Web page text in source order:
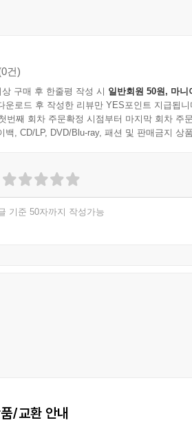
건)
상 구매 후 한줄평 작성 시 일반회원 50원, 마니
운로드 후 작성한 리뷰만 YES포인트 지급됩니
번째 회차 주문확정 시점부터 마지막 회차 주
백, CD/LP, DVD/Blu-ray, 패션 및 판매금지 상
기준 50자까지 작성가능
/교환 안내